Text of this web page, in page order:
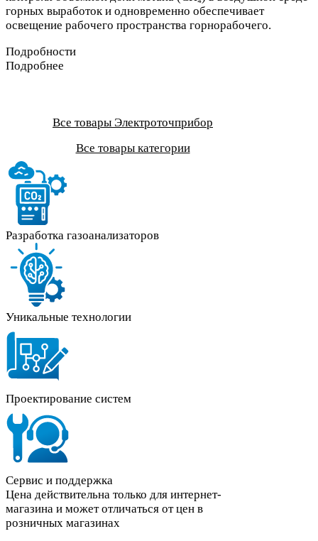
горных выработок и одновременно обеспечивает
освещение рабочего пространства горнорабочего.
Подробности
Подробнее
Все товары Электроточприбор
Все товары категории
Разработка газоанализаторов
Уникальные технологии
Проектирование систем
Сервис и поддержка
Цена действительна только для интернет-
магазина и может отличаться от цен в
розничных магазинах